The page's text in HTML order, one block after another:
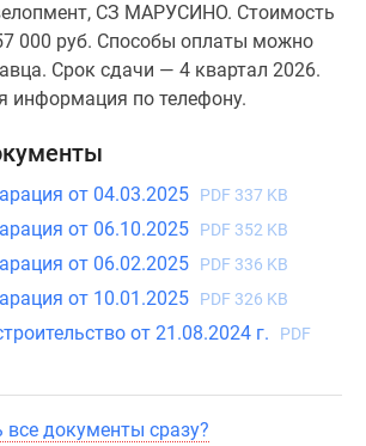
СЗ МАРУСИНО. Стоимость
000 руб. Способы оплаты можно
Срок сдачи — 4 квартал 2026.
информация по телефону.
от 04.03.2025 PDF 337 KB
от 06.10.2025 PDF 352 KB
от 06.02.2025 PDF 336 KB
от 10.01.2025 PDF 326 KB
от 21.08.2024 г.
PDF
все документы сразу?